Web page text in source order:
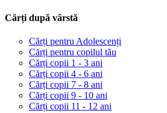
Cărți după vârstă
Cărți pentru Adolescenți
Cărți pentru copilul tău
Cărți copii 1 - 3 ani
Cărți copii 4 - 6 ani
Cărți copii 7 - 8 ani
Cărți copii 9 - 10 ani
Cărți copii 11 - 12 ani